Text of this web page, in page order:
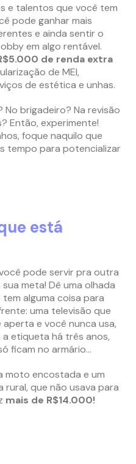
e talentos que você tem
pode ganhar mais
e ainda sentir o
em algo rentável.
de renda extra
de MEI,
de estética e unhas.
No brigadeiro? Na revisão
Então, experimente!
foque naquilo que
tempo para potencializar
está
pode servir pra outra
meta! Dê uma olhada
alguma coisa para
uma televisão que
e você nunca usa,
etiqueta há três anos,
ficam no armário…
moto encostada e um
que não usava para
mais de R$14.000!